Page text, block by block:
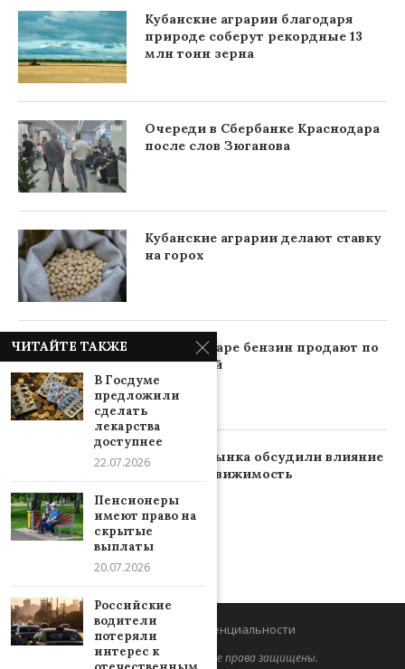
Кубанские аграрии благодаря
природе соберут рекордные 13
млн тонн зерна
Очереди в Сбербанке Краснодара
после слов Зюганова
Кубанские аграрии делают ставку
на горох
В Краснодаре бензин продают по
269 рублей
Лидеры рынка обсудили влияние
ИИ на недвижимость
Политика конфиденциальности
@2026 - Pressamyra.ru. Все права защищены.
ЧИТАЙТЕ ТАКЖЕ
В Госдуме
предложили
сделать
лекарства
доступнее
22.07.2026
Пенсионеры
имеют право на
скрытые
выплаты
20.07.2026
Российские
водители
потеряли
интерес к